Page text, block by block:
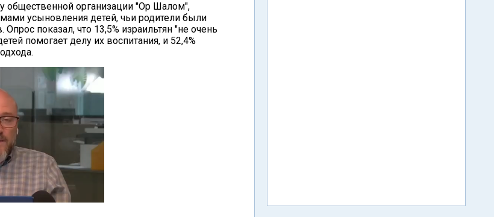
общественной организации "Ор Шалом",
усыновления детей, чьи родители были
показал, что 13,5% израильтян "не очень
помогает делу их воспитания, и 52,4%